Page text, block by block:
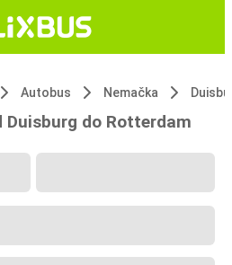
Autobus Nemačka
do Rotterdam